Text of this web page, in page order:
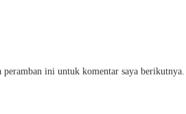
ini untuk komentar saya berikutnya.